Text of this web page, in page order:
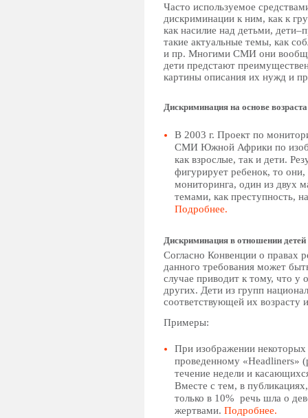
Часто используемое
дискриминации к ним, как к
как насилие над детьми,
такие актуальные темы, как
и пр. Многими СМИ они вообще
дети предстают
картины описания их нужд и
Дискриминация на основе возраста
В 2003 г. Проект по
СМИ Южной Африки по
как взрослые, так и дети.
фигурирует ребенок, то
мониторинга, один из двух
темами, как преступность,
Подробнее.
Дискриминация в отношении детей
Согласно Конвенции о правах
данного требования может
случае приводит к тому, что у
других. Дети из групп
соответствующей их
Примеры:
При изображении некоторых
проведенному «Headliners»
течение недели и
Вместе с тем, в
только в 10% речь шла о
жертвами. Подробнее.